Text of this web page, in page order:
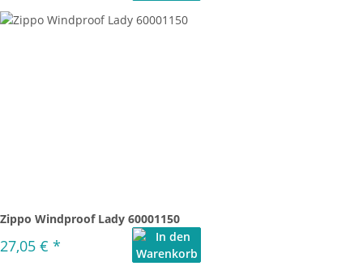
Zippo Windproof Lady 60001150
27,05 € *